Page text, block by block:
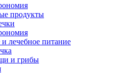
продукты
и лечебное питание
и грибы